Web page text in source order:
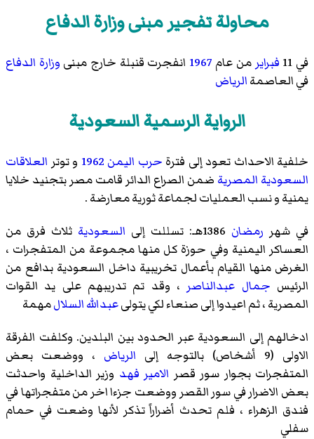
محاولة تفجير مبنى وزارة الدفاع
في 11 فبراير من عام 1967 انفجرت قنبلة خارج مبنى وزارة الدفاع
في العاصمةالرياض
الرواية الرسمية السعودية
خلفية الاحداث تعود إلى فترة حرب اليمن 1962 و توتر العلاقات
السعودية المصرية ضمن الصراع الدائر قامت مصر بتجنيد خلايا
يمنية و نسب العمليات لجماعة ثورية معارضة .
في شهر رمضان السعودية ثلاث فرق من
العساكر اليمنية وفي حوزة كل منها مجموعة من المتفجرات ،
الغرض منها القيام بأعمال تخريبية داخل السعودية بدافع من
الرئيس جمال عبدالناصر ، وقد تم تدريبهم على يد القوات
المصرية ، ثم اعيدوا إلى صنعاء لكي يتولىعبدالله السلالمهمة
ادخالهم إلى السعودية عبر الحدود بين البلدين. وكلفت الفرقة
الاولى (9 أشخاص) بالتوجه إلى
الرياض ، ووضعت بعض
المتفجرات بجوار سور قصر الامير فهد وزير الداخلية واحدثت
بعض الاضرار في سور القصر ووضعت جزءا اخر من متفجراتها في
فندق الزهراء ، فلم تحدث أضراراً تذكر لأنها وضعت في حمام
سفلي